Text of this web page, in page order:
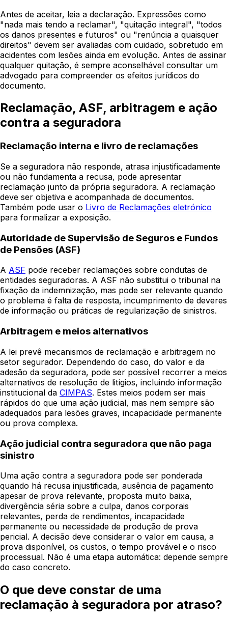
Antes de aceitar, leia a declaração. Expressões como
"nada mais tendo a reclamar", "quitação integral", "todos
os danos presentes e futuros" ou "renúncia a quaisquer
direitos" devem ser avaliadas com cuidado, sobretudo em
acidentes com lesões ainda em evolução. Antes de assinar
qualquer quitação, é sempre aconselhável consultar um
advogado para compreender os efeitos jurídicos do
documento.
Reclamação, ASF, arbitragem e ação
contra a seguradora
Reclamação interna e livro de reclamações
Se a seguradora não responde, atrasa injustificadamente
ou não fundamenta a recusa, pode apresentar
reclamação junto da própria seguradora. A reclamação
deve ser objetiva e acompanhada de documentos.
Também pode usar o Livro de Reclamações eletrónico
para formalizar a exposição.
Autoridade de Supervisão de Seguros e Fundos
de Pensões (ASF)
A ASF pode receber reclamações sobre condutas de
entidades seguradoras. A ASF não substitui o tribunal na
fixação da indemnização, mas pode ser relevante quando
o problema é falta de resposta, incumprimento de deveres
de informação ou práticas de regularização de sinistros.
Arbitragem e meios alternativos
A lei prevê mecanismos de reclamação e arbitragem no
setor segurador. Dependendo do caso, do valor e da
adesão da seguradora, pode ser possível recorrer a meios
alternativos de resolução de litígios, incluindo informação
institucional da CIMPAS. Estes meios podem ser mais
rápidos do que uma ação judicial, mas nem sempre são
adequados para lesões graves, incapacidade permanente
ou prova complexa.
Ação judicial contra seguradora que não paga
sinistro
Uma ação contra a seguradora pode ser ponderada
quando há recusa injustificada, ausência de pagamento
apesar de prova relevante, proposta muito baixa,
divergência séria sobre a culpa, danos corporais
relevantes, perda de rendimentos, incapacidade
permanente ou necessidade de produção de prova
pericial. A decisão deve considerar o valor em causa, a
prova disponível, os custos, o tempo provável e o risco
processual. Não é uma etapa automática: depende sempre
do caso concreto.
O que deve constar de uma
reclamação à seguradora por atraso?